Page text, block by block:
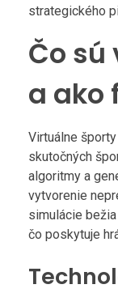
strategického
Čo
a ako
Virtuálne
skutočných
algoritmy a
vytvorenie
simulácie
čo poskytuje